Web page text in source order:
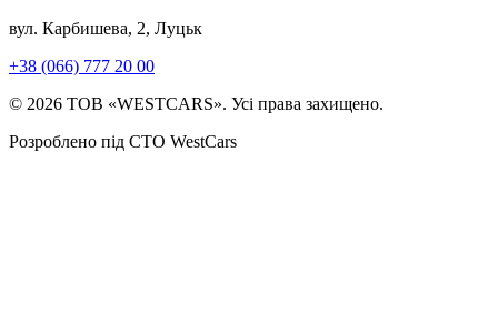
вул. Карбишева, 2, Луцьк
+38 (066) 777 20 00
© 2026 ТОВ «WESTCARS». Усі права захищено.
Розроблено під СТО WestCars